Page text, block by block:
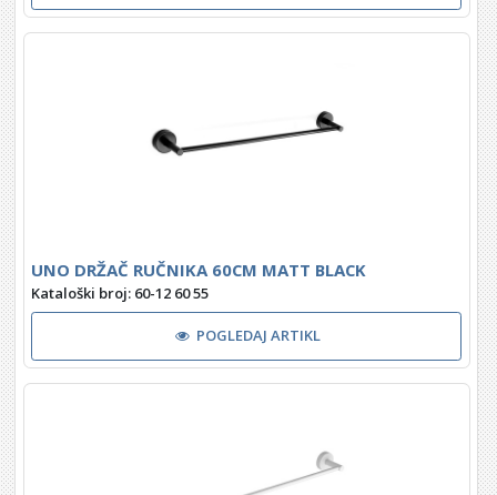
UNO DRŽAČ RUČNIKA 60CM MATT BLACK
Kataloški broj: 60-12 60 55
POGLEDAJ ARTIKL